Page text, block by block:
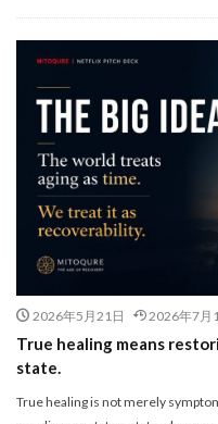
2026年5月21日 2026年7月
True healing means
state.
True healing is not merely